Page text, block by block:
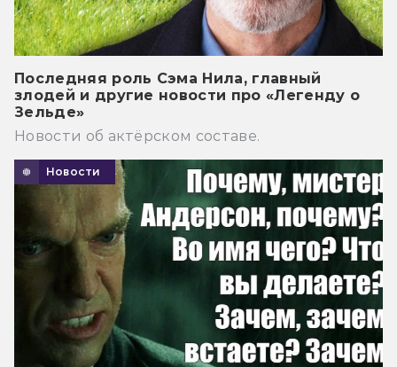
Последняя роль Сэма Нила, главный
злодей и другие новости про «Легенду о
Зельде»
Новости об актёрском составе.
Новости